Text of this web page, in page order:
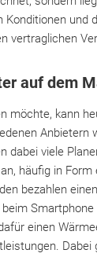
Konditionen und
vertraglichen
auf dem
möchte, kann
Anbietern
dabei viele
häufig in Form
bezahlen
einen
Dabei